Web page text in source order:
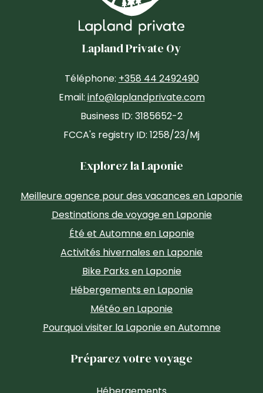
Lapland Private Oy
Téléphone: +358 44 2492490
Email: info@laplandprivate.com
Business ID: 3185652-2
FCCA's registry ID: 1258/23/Mj
Explorez la Laponie
Meilleure agence pour des vacances en Laponie
Destinations de voyage en Laponie
Été et Automne en Laponie
Activités hivernales en Laponie
Bike Parks en Laponie
Hébergements en Laponie
Météo en Laponie
Pourquoi visiter la Laponie en Automne
Préparez votre voyage